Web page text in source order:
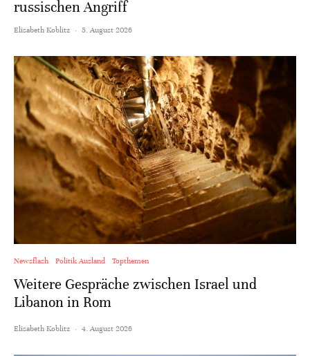
russischen Angriff
Elisabeth Koblitz · 5. August 2026
Newsflash Politik Ausland Topthemen
Weitere Gespräche zwischen Israel und
Libanon in Rom
Elisabeth Koblitz · 4. August 2026